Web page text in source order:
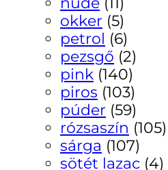
okker (5)
petrol (6)
pezsgő (2)
pink (140)
piros (103)
púder (59)
rózsaszín (105)
sárga (107)
sötét lazac (4)